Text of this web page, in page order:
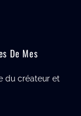
du créateur et